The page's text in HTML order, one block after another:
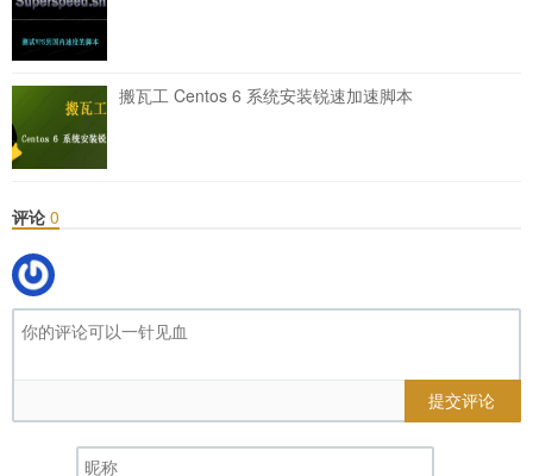
搬瓦工 Centos 6 系统安装锐速加速脚本
评论 0
提交评论